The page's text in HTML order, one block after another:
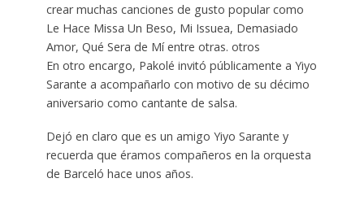
crear muchas canciones de gusto popular como
Le Hace Missa Un Beso, Mi Issuea, Demasiado
Amor, Qué Sera de Mí entre otras. otros
En otro encargo, Pakolé invitó públicamente a Yiyo
Sarante a acompañarlo con motivo de su décimo
aniversario como cantante de salsa.
Dejó en claro que es un amigo Yiyo Sarante y
recuerda que éramos compañeros en la orquesta
de Barceló hace unos años.